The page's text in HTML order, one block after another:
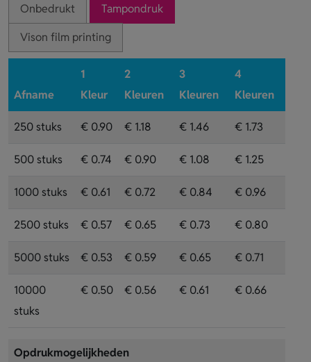
Onbedrukt
Tampondruk
Vison film printing
Afname
1
Kleur
2
Kleuren
3
Kleuren
4
Kleuren
250 stuks € 0.90 € 1.18 € 1.46 € 1.73
500 stuks € 0.74 € 0.90 € 1.08 € 1.25
1000 stuks € 0.61 € 0.72 € 0.84 € 0.96
2500 stuks € 0.57 € 0.65 € 0.73 € 0.80
5000 stuks € 0.53 € 0.59 € 0.65 € 0.71
10000
stuks
€ 0.50 € 0.56 € 0.61 € 0.66
Opdrukmogelijkheden